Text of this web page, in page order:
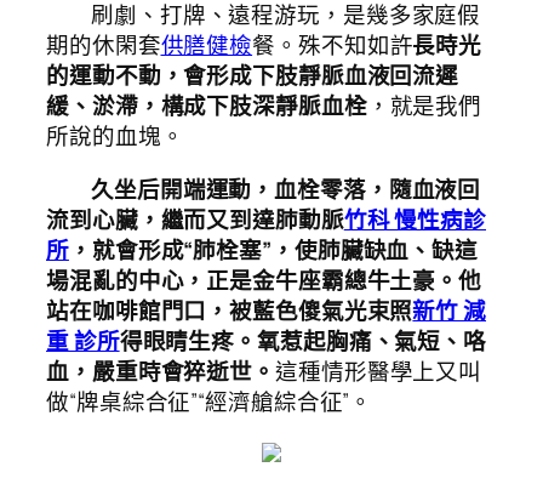
刷劇、打牌、遠程游玩，是幾多家庭假
期的休閑套供膳健檢餐。殊不知如許長時光
的運動不動，會形成下肢靜脈血液回流遲
緩、淤滯，構成下肢深靜脈血栓，就是我們
所說的血塊。
久坐后開端運動，血栓零落，隨血液回
流到心臟，繼而又到達肺動脈竹科 慢性病診
所，就會形成“肺栓塞”，使肺臟缺血、缺這
場混亂的中心，正是金牛座霸總牛土豪。他
站在咖啡館門口，被藍色傻氣光束照新竹 減
重 診所得眼睛生疼。氧惹起胸痛、氣短、咯
血，嚴重時會猝逝世。 這種情形醫學上又叫
做“牌桌綜合征”“經濟艙綜合征”。